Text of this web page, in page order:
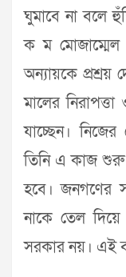
ঘুমাবে না বলে
ক ম মোজাম্মেল
অন্যায়কে প্রশ্রয়
মালের
যাচ্ছেন।
তিনি এ কাজ শুরু
হবে। জনগণের
নাকে তেল
সরকার নয়। এই